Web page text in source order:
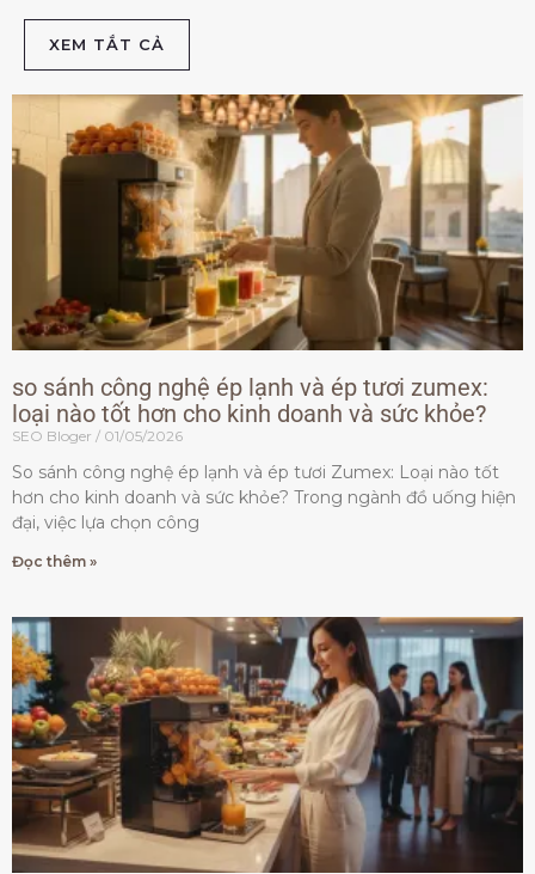
XEM TẮT CẢ
so sánh công nghệ ép lạnh và ép tươi zumex:
loại nào tốt hơn cho kinh doanh và sức khỏe?
SEO Bloger 01/05/2026
So sánh công nghệ ép lạnh và ép tươi Zumex: Loại nào tốt
hơn cho kinh doanh và sức khỏe? Trong ngành đồ uống hiện
đại, việc lựa chọn công
Đọc thêm »